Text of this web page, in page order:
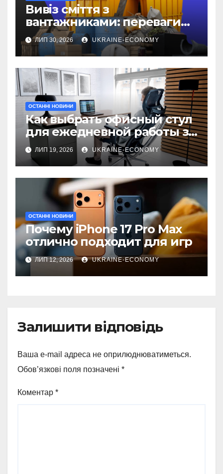
Вивіз сміття з
вантажниками: переваги
послуги
ЛИП 30, 2026 UKRAINE-ECONOMY
ОСТАННІ НОВИНИ
Как выбрать офисный стул
для ежедневной работы за
компьютером
ЛИП 19, 2026 UKRAINE-ECONOMY
ОСТАННІ НОВИНИ
Почему iPhone 17 Pro Max
отлично подходит для игр
ЛИП 12, 2026 UKRAINE-ECONOMY
Залишити відповідь
Ваша e-mail адреса не оприлюднюватиметься.
Обов’язкові поля позначені *
Коментар *